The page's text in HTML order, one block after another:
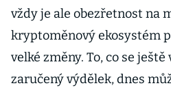
vždy je ale obezřetnost na
kryptoměnový ekosystém
velké změny. To, co se
zaručený výdělek, dnes